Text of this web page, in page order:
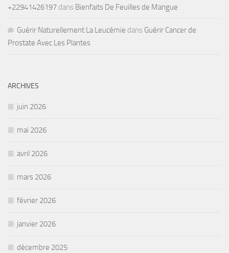
+22941426197 dans Bienfaits De Feuilles de Mangue
Guérir Naturellement La Leucémie dans Guérir Cancer de
Prostate Avec Les Plantes
ARCHIVES
juin 2026
mai 2026
avril 2026
mars 2026
février 2026
janvier 2026
décembre 2025